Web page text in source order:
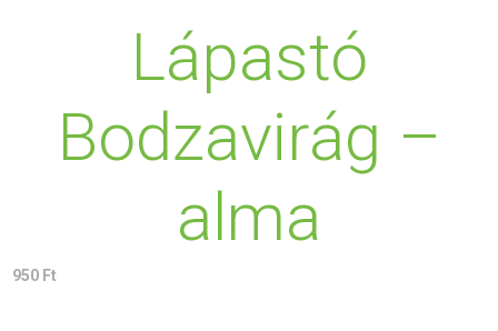
Lápastó
Bodzavirág –
alma
950 Ft